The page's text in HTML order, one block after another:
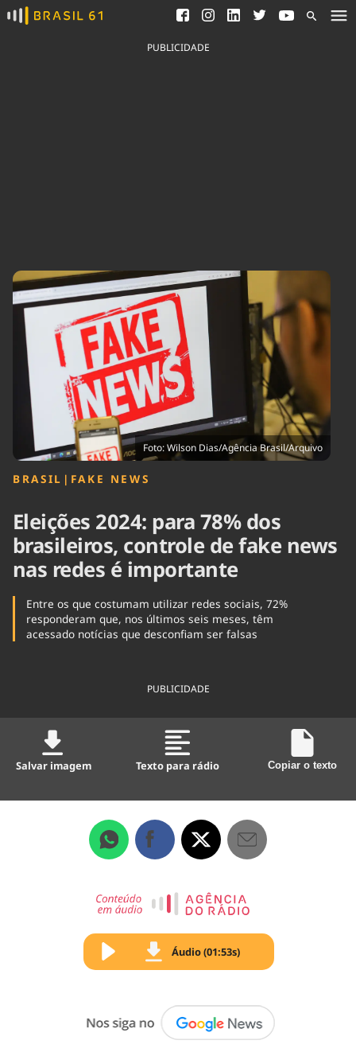
Ver todas as notícias
Saneamento
Indicadores
Agronegócios
Brasil
Brasil Mineral
Ciência &
Tecnologia
Cinema
Comportamento
Cultura
Economia
Educação
Infraestrutura
Internacional
Meio Ambiente
Podcast
PUBLICIDADE
Foto: Wilson Dias/Agência Brasil/Arquivo
BRASIL | FAKE NEWS
Eleições 2024: para 78% dos
brasileiros, controle de fake news
nas redes é importante
Entre os que costumam utilizar redes sociais, 72%
responderam que, nos últimos seis meses, têm
acessado notícias que desconfiam ser falsas
PUBLICIDADE
Salvar imagem Texto para rádio Copiar o texto
Áudio (01:53s)